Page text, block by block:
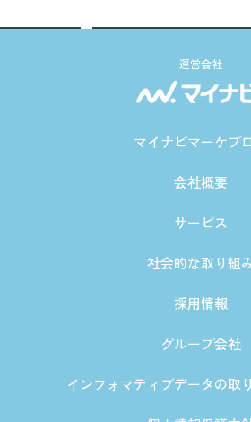
運営会社
マイナビマーケブ
会社概要
サービス
社会的な取り組
採用情報
グループ会社
インフォマティブデータの取